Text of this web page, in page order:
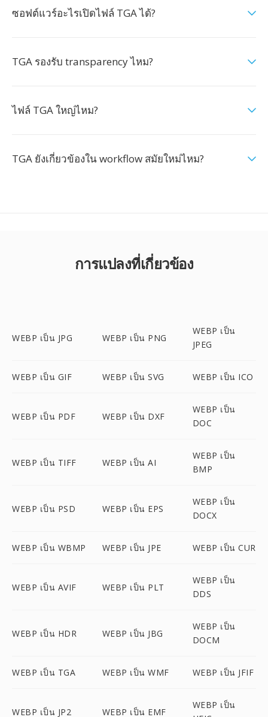
ซอฟต์แวร์อะไรเปิดไฟล์ TGA ได้?
TGA รองรับ transparency ไหม?
ไฟล์ TGA ใหญ่ไหม?
TGA ยังเกี่ยวข้องใน workflow สมัยใหม่ไหม?
การแปลงที่เกี่ยวข้อง
WEBP เป็น JPG WEBP เป็น PNG
WEBP เป็น
JPEG
WEBP เป็น GIF WEBP เป็น SVG WEBP เป็น ICO
WEBP เป็น PDF WEBP เป็น DXF
WEBP เป็น
DOC
WEBP เป็น TIFF WEBP เป็น AI
WEBP เป็น
BMP
WEBP เป็น PSD WEBP เป็น EPS
WEBP เป็น
DOCX
WEBP เป็น WBMP WEBP เป็น JPE WEBP เป็น CUR
WEBP เป็น AVIF WEBP เป็น PLT
WEBP เป็น
DDS
WEBP เป็น HDR WEBP เป็น JBG
WEBP เป็น
DOCM
WEBP เป็น TGA WEBP เป็น WMF WEBP เป็น JFIF
WEBP เป็น JP2 WEBP เป็น EMF
WEBP เป็น